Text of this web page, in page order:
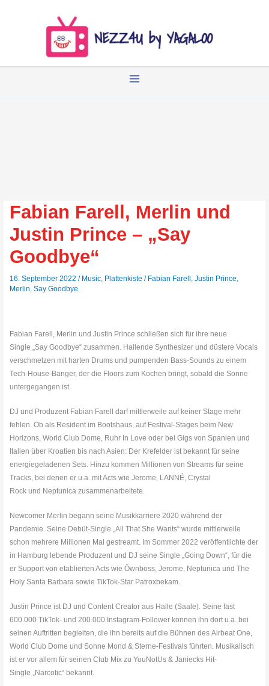
Fabian Farell, Merlin und
Justin Prince – „Say
Goodbye“
16. September 2022/ Music Plattenkiste / Fabian Farell ,Justin Prince
Merlin ,Say Goodbye
Fabian Farell, Merlin und Justin Prince schließen sich für ihre neue
Single „Say Goodbye“ zusammen. Hallende Synthesizer und düstere Vocals
verschmelzen mit harten Drums und pumpenden Bass-Sounds zu einem
Tech-House-Banger, der die Floors zum Kochen bringt, sobald die Sonne
untergegangen ist.
DJ und Produzent Fabian Farell darf mittlerweile auf keiner Stage mehr
fehlen. Ob als Resident im Bootshaus, auf Festival-Stages beim New
Horizons, World Club Dome, Ruhr In Love oder bei Gigs von Spanien und
Italien über Kroatien bis nach Asien: Der Krefelder ist bekannt für seine
energiegeladenen Sets. Hinzu kommen Millionen von Streams für seine
Tracks, bei denen er u.a. mit Acts wie Jerome, LANNÉ, Crystal
Rock und Neptunica zusammenarbeitete.
Newcomer Merlin begann seine Musikkarriere 2020 während der
Pandemie. Seine Debüt-Single „All That She Wants“ wurde mittlerweile
schon mehrere Millionen Mal gestreamt. Im Sommer 2022 veröffentlichte der
in Hamburg lebende Produzent und DJ seine Single „Going Down“, für die
er Support von etablierten Acts wie Öwnboss, Jerome, Neptunica und The
Holy Santa Barbara sowie TikTok-Star Patroxbekam.
Justin Prince ist DJ und Content Creator aus Halle (Saale). Seine fast
600.000 TikTok- und 200.000 Instagram-Follower können ihn dort u.a. bei
seinen Auftritten begleiten, die ihn bereits auf die Bühnen des Airbeat One,
World Club Dome und Sonne Mond & Sterne-Festivals führten. Musikalisch
ist er vor allem für seinen Club Mix zu YouNotUs & Janiecks Hit-
Single „Narcotic“ bekannt.